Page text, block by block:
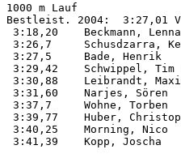
1000 m Lauf
Bestleist. 2004:  3:27,01
3:18,20    Beckmann,
3:26,7     Schusdzarra,
3:27,5     Bade, Henrik
3:29,42    Schwippel,
3:30,88    Leibrandt,
3:31,60    Narjes,
3:37,7     Wohne,
3:39,77    Huber,
3:40,25    Morning,
3:41,39    Kopp,